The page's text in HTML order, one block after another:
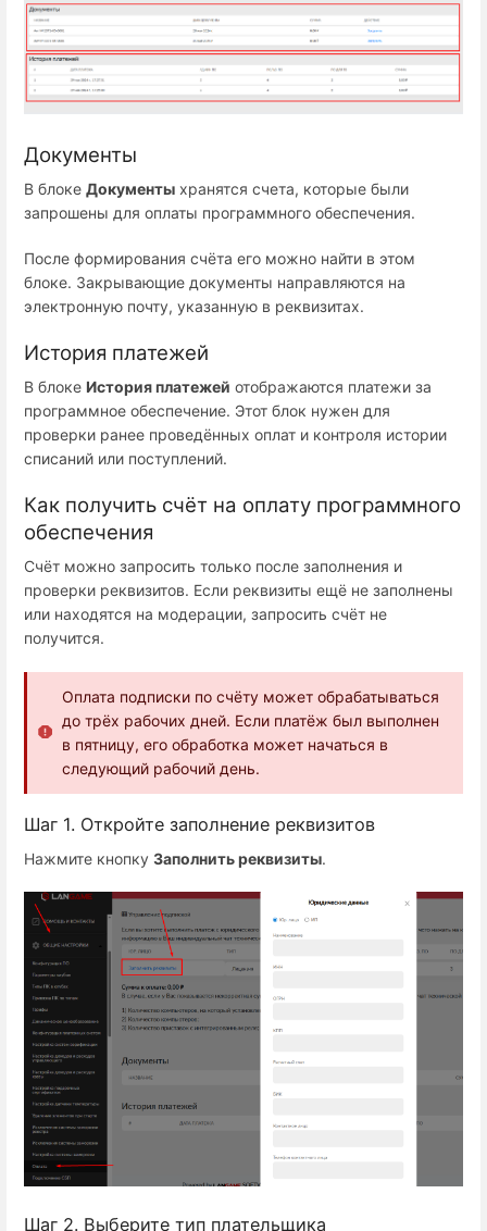
Документы
В блоке Документы хранятся счета, которые были
запрошены для оплаты программного обеспечения.
После формирования счёта его можно найти в этом
блоке. Закрывающие документы направляются на
электронную почту, указанную в реквизитах.
История платежей
В блоке История платежей отображаются платежи за
программное обеспечение. Этот блок нужен для
проверки ранее проведённых оплат и контроля истории
списаний или поступлений.
Как получить счёт на оплату программного
обеспечения
Счёт можно запросить только после заполнения и
проверки реквизитов. Если реквизиты ещё не заполнены
или находятся на модерации, запросить счёт не
получится.
Оплата подписки по счёту может обрабатываться
до трёх рабочих дней. Если платёж был выполнен
в пятницу, его обработка может начаться в
следующий рабочий день.
Шаг 1. Откройте заполнение реквизитов
Нажмите кнопку Заполнить реквизиты.
Шаг 2. Выберите тип плательщика